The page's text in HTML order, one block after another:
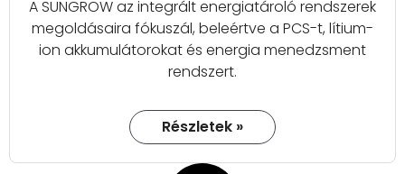
A SUNGROW az integrált energiatároló rendszerek
megoldásaira fókuszál, beleértve a PCS-t, lítium-
ion akkumulátorokat és energia menedzsment
rendszert.
Részletek »